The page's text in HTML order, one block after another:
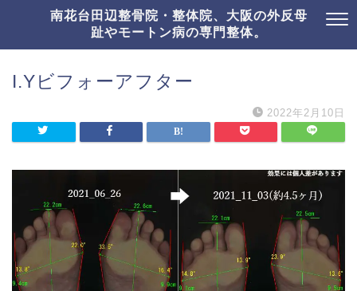
南花台田辺整骨院・整体院、大阪の外反母
趾やモートン病の専門整体。
I.Yビフォーアフター
2022年2月10日